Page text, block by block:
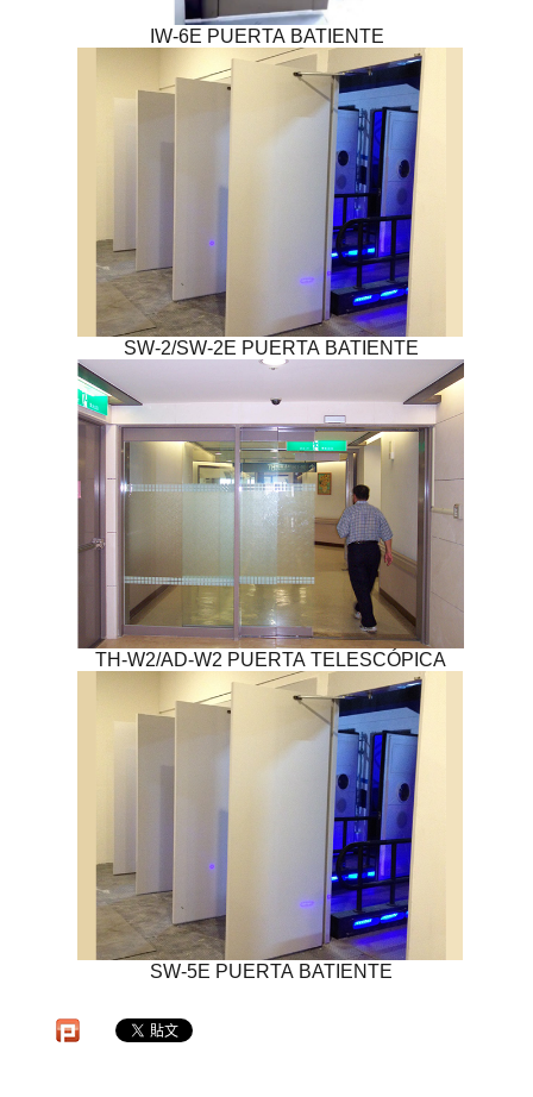
IW-6E PUERTA BATIENTE
SW-2/SW-2E PUERTA BATIENTE
TH-W2/AD-W2 PUERTA TELESCÓPICA
SW-5E PUERTA BATIENTE